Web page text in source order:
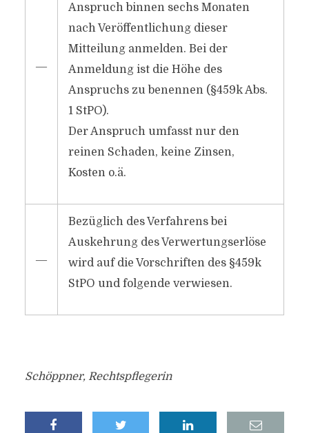
―
Anspruch binnen sechs Monaten
nach Veröffentlichung dieser
Mitteilung anmelden. Bei der
Anmeldung ist die Höhe des
Anspruchs zu benennen (§459k Abs.
1 StPO).
Der Anspruch umfasst nur den
reinen Schaden, keine Zinsen,
Kosten o.ä.
―
Bezüglich des Verfahrens bei
Auskehrung des Verwertungserlöse
wird auf die Vorschriften des §459k
StPO und folgende verwiesen.
Schöppner, Rechtspflegerin